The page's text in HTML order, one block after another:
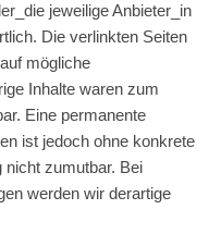
jeweilige Anbieter_in
Die verlinkten Seiten
mögliche
Inhalte waren zum
Eine permanente
ist jedoch ohne konkrete
zumutbar. Bei
werden wir derartige